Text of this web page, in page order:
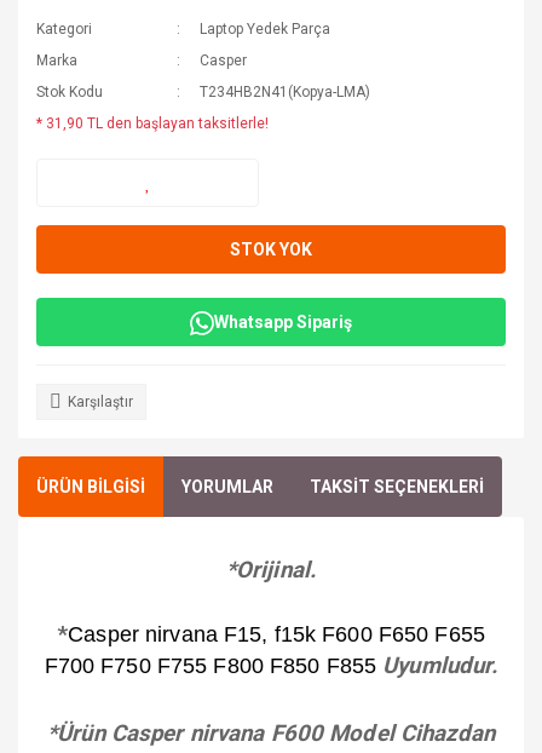
Kategori
Laptop Yedek Parça
Marka
Casper
Stok Kodu
T234HB2N41(Kopya-LMA)
* 31,90 TL den başlayan taksitlerle!
STOK YOK
Whatsapp Sipariş
Karşılaştır
ÜRÜN BİLGİSİ YORUMLAR TAKSİT SEÇENEKLERİ
*Orijinal.
*Casper nirvana F15, f15k F600 F650 F655
F700 F750 F755 F800 F850 F855 Uyumludur.
*Ürün Casper nirvana F600 Model Cihazdan